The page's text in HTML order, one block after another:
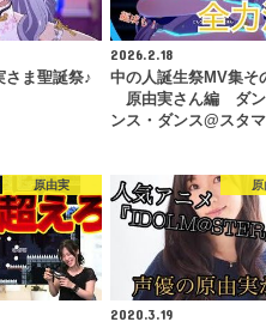
さま聖誕祭♪
2026.2.18
中の人誕生祭MV集そ
原由実さん編 ダン
ンス・ダンス@スタ
原由実
2020.3.19